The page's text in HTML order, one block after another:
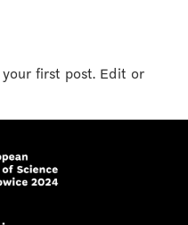
your first post. Edit or